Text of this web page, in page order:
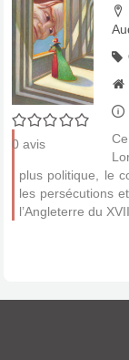
0/5
0 avis
plus politique, le
les persécutions
l’Angleterre du